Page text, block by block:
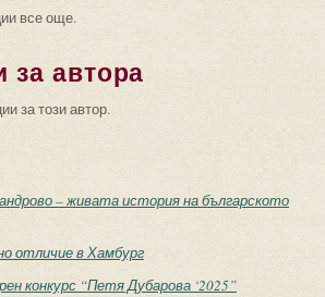
все още.
за автора
за този автор.
– живата история на българското
отличие в Хамбург
конкурс “Петя Дубарова ‘2025”